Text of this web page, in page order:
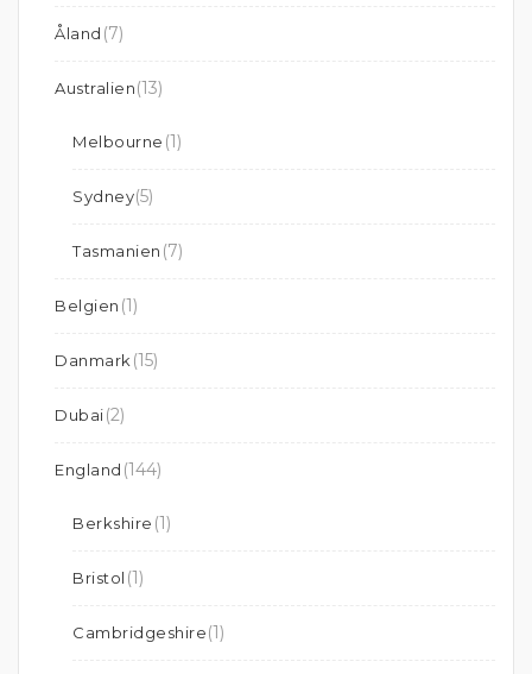
Åland (7)
Australien(13)
Melbourne (1)
Sydney(5)
Tasmanien (7)
Belgien (1)
Danmark (15)
Dubai(2)
England (144)
Berkshire (1)
Bristol (1)
Cambridgeshire(1)